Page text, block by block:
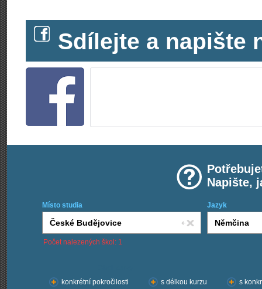
Sdílejte a napište
Napište,
Místo studia Jazyk
Počet nalezených škol: 1
konkrétní pokročilosti
s délkou kurzu s